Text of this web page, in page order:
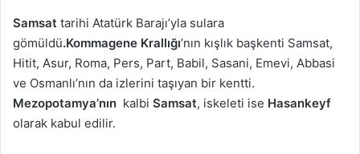
Samsat tarihi Atatürk Barajı’yla sulara
gömüldü.Kommagene Krallığı’nın kışlık başkenti Samsat,
Hitit, Asur, Roma, Pers, Part, Babil, Sasani, Emevi, Abbasi
ve Osmanlı’nın da izlerini taşıyan bir kentti.
Mezopotamya’nın kalbi Samsat, iskeleti ise Hasankeyf
olarak kabul edilir.